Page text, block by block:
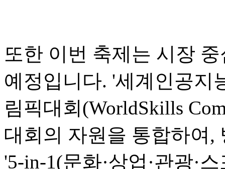
또한 이번 축제는 시장
예정입니다. '세계인공지
림픽대회(WorldSkills
대회의 자원을 통합하여,
'5-in-1(문화·상업·관광·